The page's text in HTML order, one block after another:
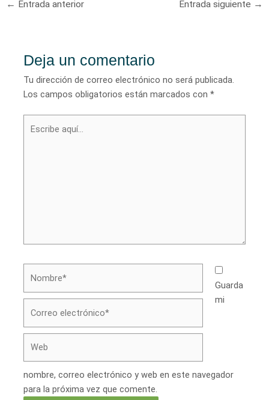
← Entrada anterior Entrada siguiente →
Deja un comentario
Tu dirección de correo electrónico no será publicada.
Los campos obligatorios están marcados con*
aquí...
electrónico*
Guarda
mi
nombre, correo electrónico y web en este navegador
para la próxima vez que comente.